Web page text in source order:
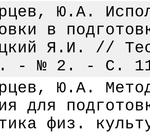
Ю.А.
в
Я.И. //
- № 2. - С.
Ю.А.
для
физ.